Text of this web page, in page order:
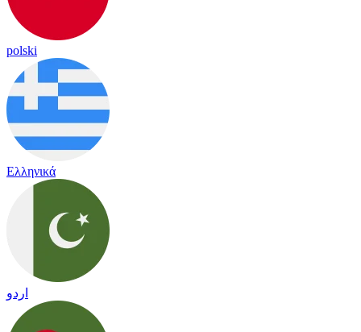
polski
Ελληνικά
اردو